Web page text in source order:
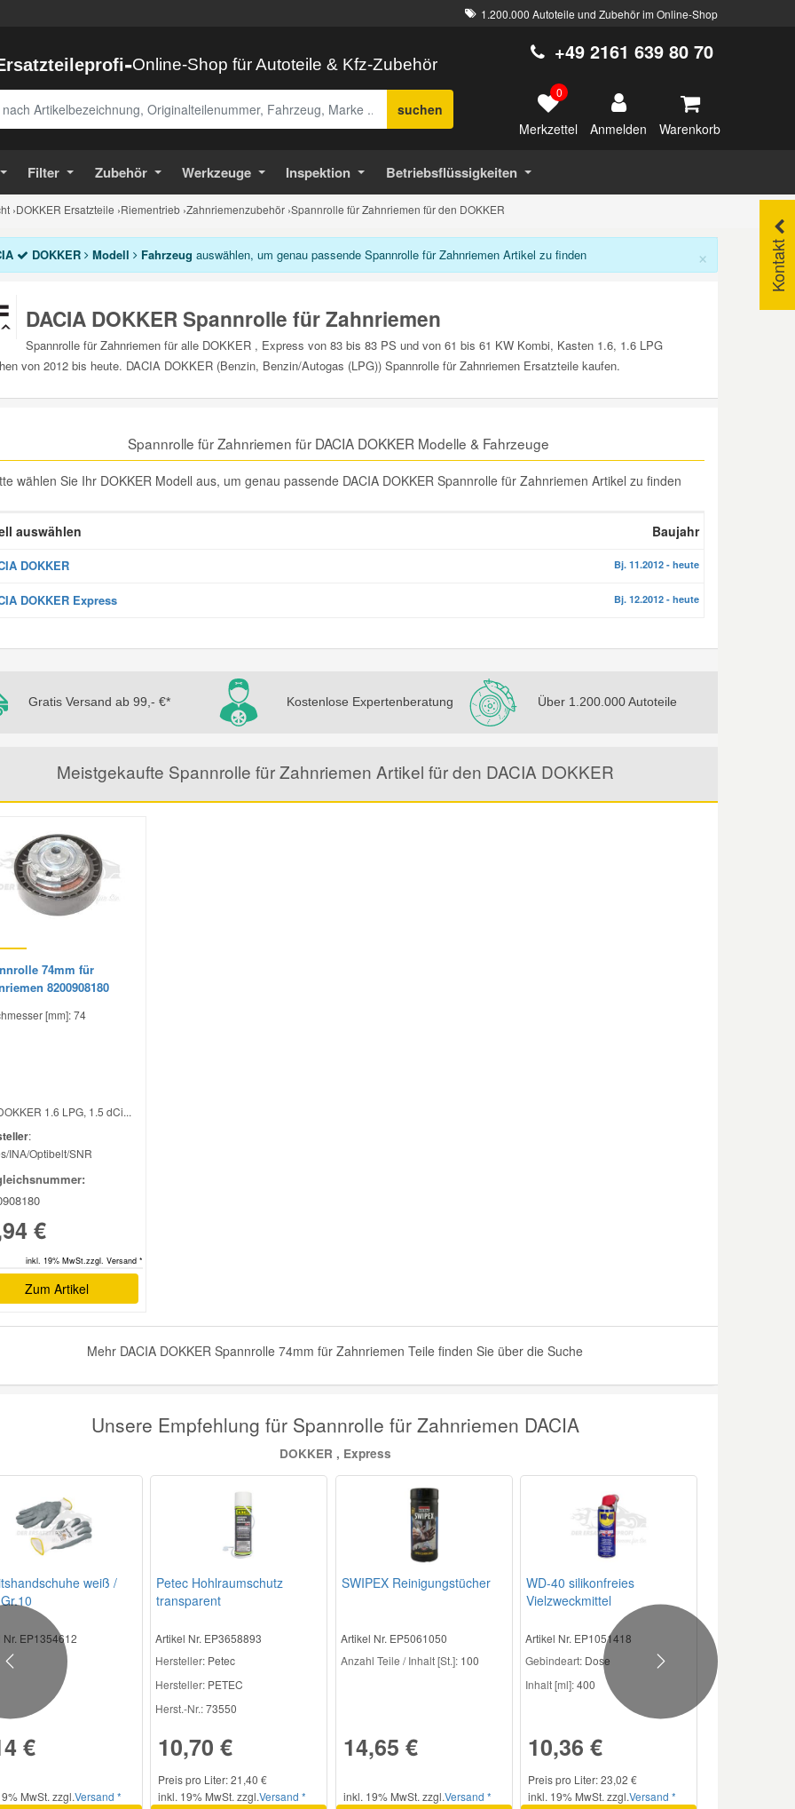
1.200.000 Autoteile und Zubehör im Online-Shop
-Online-Shop für Autoteile & Kfz-Zubehör
suchen
+49 2161 639 80 70
0
Merkzettel Anmelden Warenkorb
Filter Zubehör Werkzeuge Inspektion Betriebsflüssigkeiten
›DOKKER Ersatzteile ›Riementrieb ›Zahnriemenzubehör ›Spannrolle für Zahnriemen für den DOKKER
Kontakt
×
DOKKER Modell Fahrzeug auswählen, um genau passende Spannrolle für Zahnriemen Artikel zu finden
DACIA DOKKER Spannrolle für Zahnriemen
Spannrolle für Zahnriemen für alle DOKKER , Express von 83 bis 83 PS und von 61 bis 61 KW Kombi, Kasten 1.6, 1.6 LPG
von 2012 bis heute. DACIA DOKKER (Benzin, Benzin/Autogas (LPG)) Spannrolle für Zahnriemen Ersatzteile kaufen.
Spannrolle für Zahnriemen für DACIA DOKKER Modelle & Fahrzeuge
wählen Sie Ihr DOKKER Modell aus, um genau passende DACIA DOKKER Spannrolle für Zahnriemen Artikel zu finden
auswählen Baujahr
DOKKER Bj. 11.2012 - heute
DOKKER Express Bj. 12.2012 - heute
Gratis Versand ab 99,- €* Kostenlose Expertenberatung Über 1.200.000 Autoteile
Meistgekaufte Spannrolle für Zahnriemen Artikel für den DACIA DOKKER
74mm für
8200908180
[mm]: 74
1.6 LPG, 1.5 dCi...
:
INA/Optibelt/SNR
€
inkl. 19% MwSt.zzgl. Versand *
Zum Artikel
Mehr DACIA DOKKER Spannrolle 74mm für Zahnriemen Teile finden Sie über die Suche
Unsere Empfehlung für Spannrolle für Zahnriemen DACIA
DOKKER , Express
weiß /
Nr. EP1354612
€
MwSt. zzgl.Versand *
Petec Hohlraumschutz
transparent
Artikel Nr. EP3658893
Hersteller: Petec
Hersteller: PETEC
Herst.-Nr.:73550
10,70 €
Preis pro Liter: 21,40 €
inkl. 19% MwSt. zzgl.Versand *
SWIPEX Reinigungstücher
Artikel Nr. EP5061050
Anzahl Teile / Inhalt [St.]:100
14,65 €
inkl. 19% MwSt. zzgl.Versand *
WD-40 silikonfreies
Vielzweckmittel
Artikel Nr. EP1051418
Gebindeart: Dose
Inhalt [ml]:400
10,36 €
Preis pro Liter: 23,02 €
inkl. 19% MwSt. zzgl.Versand *
Previous Next